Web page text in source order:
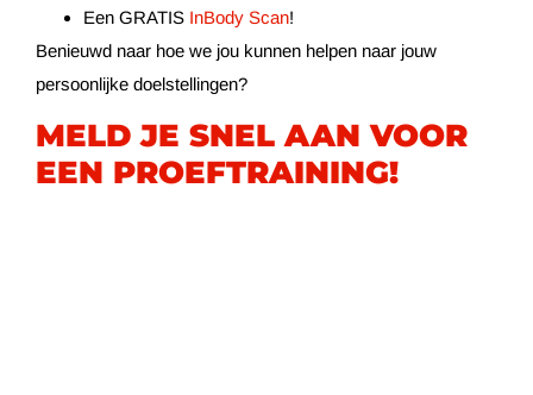
Een GRATIS InBody Scan!
Benieuwd naar hoe we jou kunnen helpen naar jouw
persoonlijke doelstellingen?
MELD JE SNEL AAN VOOR
EEN PROEFTRAINING!